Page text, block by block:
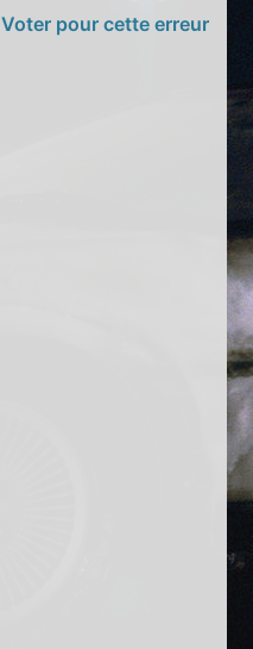
Voter pour cette erreur